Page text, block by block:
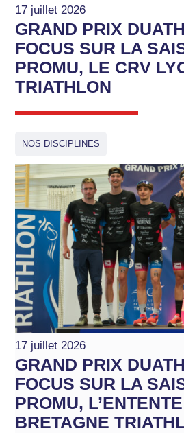
17 juillet 2026
GRAND PRIX
FOCUS SUR LA
PROMU, LE CRV
TRIATHLON
NOS DISCIPLINES
17 juillet 2026
GRAND PRIX
FOCUS SUR LA
PROMU,
BRETAGNE